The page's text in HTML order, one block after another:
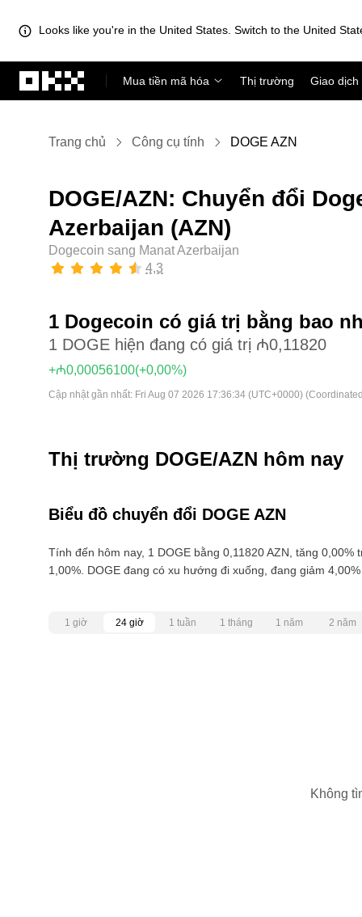
Looks like you're in the United States. Switch to the United
Mua tiền mã hóa
Thị trường Giao dịch
Trang chủ Công cụ tính DOGE AZN
DOGE/AZN: Chuyển đổi
Azerbaijan (AZN)
Dogecoin sang Manat Azerbaijan
4,3
1 Dogecoin có giá trị bằng bao
1 DOGE hiện đang có giá trị ₼0,11820
+₼0,00056100(+0,00%)
Cập nhật gần nhất: Fri Aug 07 2026 17:36:34 (UTC+0000)
Thị trường DOGE/AZN hôm nay
Biểu đồ chuyển đổi DOGE AZN
Tính đến hôm nay, 1 DOGE bằng 0,11820 AZN, tăng
1,00%. DOGE đang có xu hướng đi xuống, đang giảm
1 giờ 24 giờ 1 tuần 1 tháng 1 năm 2 năm
Không